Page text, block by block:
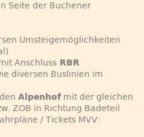
Seite der Buchener
Umsteigemöglichkeiten
Anschluss RBR
diversen Buslinien im
Alpenhofmit der gleichen
ZOB in Richtung Badeteil
/ Tickets MVV: